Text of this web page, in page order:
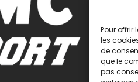
Pour offrir
les
de
que le
pas